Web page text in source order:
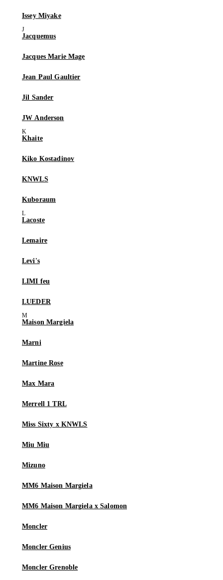
Issey Miyake
Jacquemus
Jacques Marie Mage
Jean Paul Gaultier
Jil Sander
JW Anderson
Khaite
Kiko Kostadinov
KNWLS
Kuboraum
Lacoste
Lemaire
Levi's
LIMI feu
LUEDER
Maison Margiela
Marni
Martine Rose
Max Mara
Merrell 1 TRL
Miss Sixty x KNWLS
Miu Miu
Mizuno
MM6 Maison Margiela
MM6 Maison Margiela x Salomon
Moncler
Moncler Genius
Moncler Grenoble